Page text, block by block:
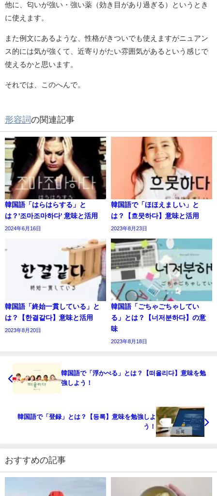
他に、匂いが強い・強い薬（効き目があり過ぎる）というとき
に使えます。
また例文にあるような、性格がきついでも使えますがニュアン
ス的には気が強くて、近寄りがたい雰囲気があるという感じで
使えるかと思います。
それでは、このへんで。
形容詞の関連記事
韓国語「はらはらする」と
は？'조마조마하다' 意味と活用
2024年6月16日
韓国語で「ほほえましい」と
は？【흐뭇하다】意味と活用
2023年8月23日
韓国語「終始一貫している」と
は？【한결같다】意味と活用
2023年8月20日
韓国語「ごちゃごちゃしてい
る」とは？【너저분하다】の意
味
2023年8月18日
韓国語で「浮かべる」とは？【떠올리다】意味を勉
強しよう！
韓国語で「登録」とは？【등록】意味を勉強しよ
う！
おすすめの記事